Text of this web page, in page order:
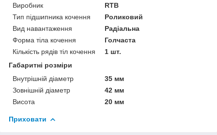
Виробник
RTB
Тип підшипника кочення
Роликовий
Вид навантаження
Радіальна
Форма тіла кочення
Голчаста
Кількість рядів тіл кочення
1 шт.
Габаритні розміри
Внутрішній діаметр
35 мм
Зовнішній діаметр
42 мм
Висота
20 мм
Приховати